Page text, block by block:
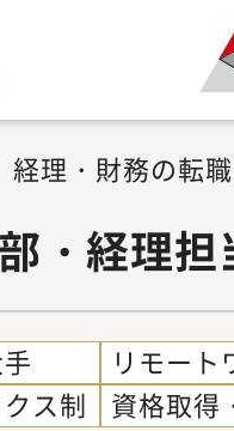
経理・財務の転
・経理担
リモート
ス制
資格取得